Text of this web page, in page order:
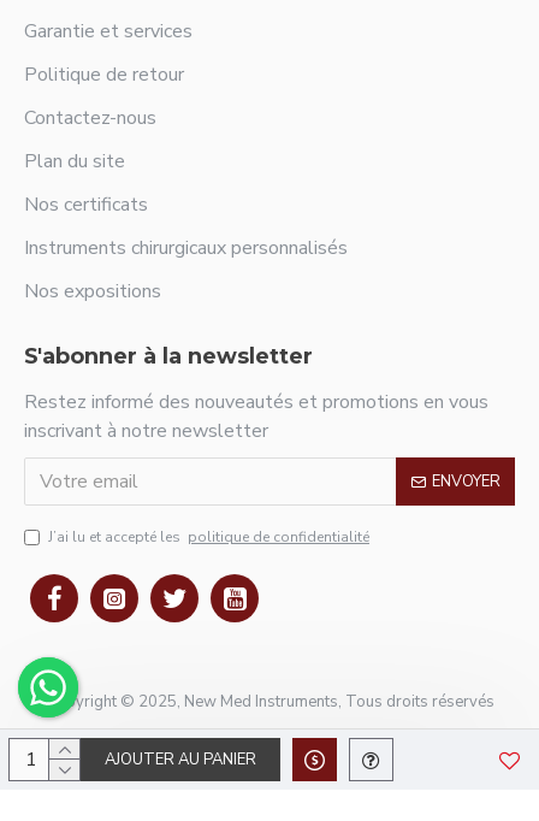
AJOUTER AU PANIER
Garantie et services
Politique de retour
Contactez-nous
Plan du site
Nos certificats
Instruments chirurgicaux personnalisés
Nos expositions
S'abonner à la newsletter
Restez informé des nouveautés et promotions en vous
inscrivant à notre newsletter
ENVOYER
J’ai lu et accepté les politique de confidentialité
Copyright © 2025, New Med Instruments, Tous droits réservés